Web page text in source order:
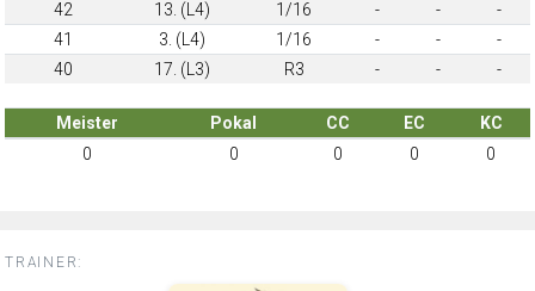
42
13. (L4) 1/16 - -
-
41
3. (L4) 1/16 - -
-
40
17. (L3) R3 - - -
Meister Pokal CC EC
KC
0
0 0 0 0
TRAINER: